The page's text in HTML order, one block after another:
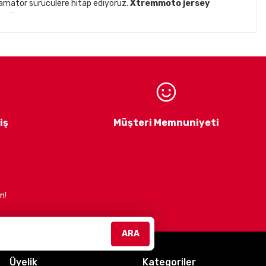
sürücülere hitap ediyoruz. Xtremmoto jersey
Güvenli, konforlu ve şık sürüşler için bizimle
Müşteri Memnuniyeti
ARA
Üyelik Kategoriler